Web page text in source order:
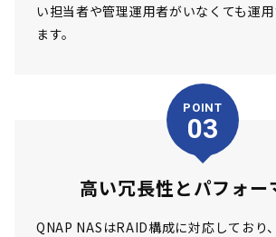
い担当者や管理運用者がいなくても運
ます。
POINT
03
高い冗長性とパフォー
QNAP NASはRAID構成に対応しており